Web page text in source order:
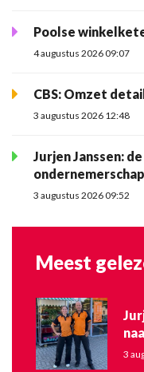
Poolse
4 augustus 2026 09:07
CBS: Omzet
3 augustus 2026 12:48
Jurjen Janssen:
ondernemerschap
3 augustus 2026 09:52
Meest
3